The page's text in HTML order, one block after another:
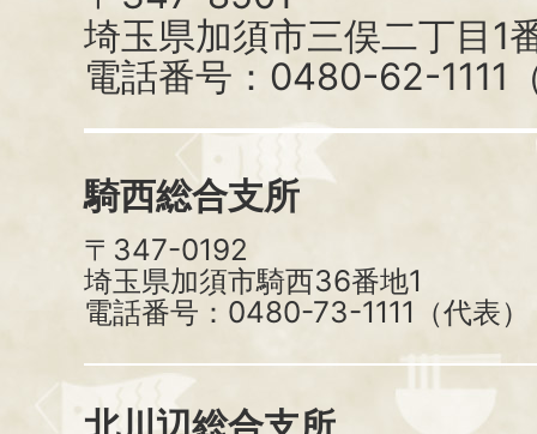
埼玉県加須市三俣二丁目1
電話番号：0480-62-1111
騎西総合支所
〒347-0192
埼玉県加須市騎西36番地1
電話番号：0480-73-1111（代表）